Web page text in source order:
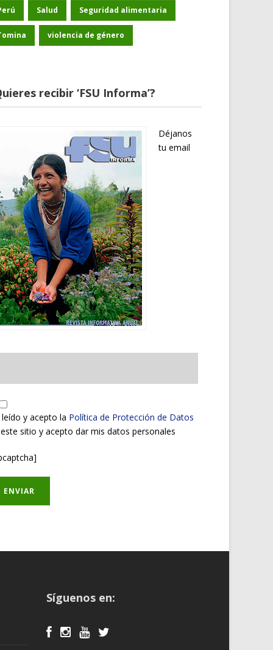
Salud Seguridad alimentaria
violencia de género
recibir ‘FSU Informa’?
Déjanos
tu email
leído y acepto la Política de Protección de Datos
sitio y acepto dar mis datos personales
Síguenos en: